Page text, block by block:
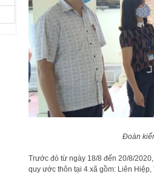
Đoàn
Trước đó từ ngày 18/8 đến 20/8/
quy ước thôn tại 4 xã gồm: Liên